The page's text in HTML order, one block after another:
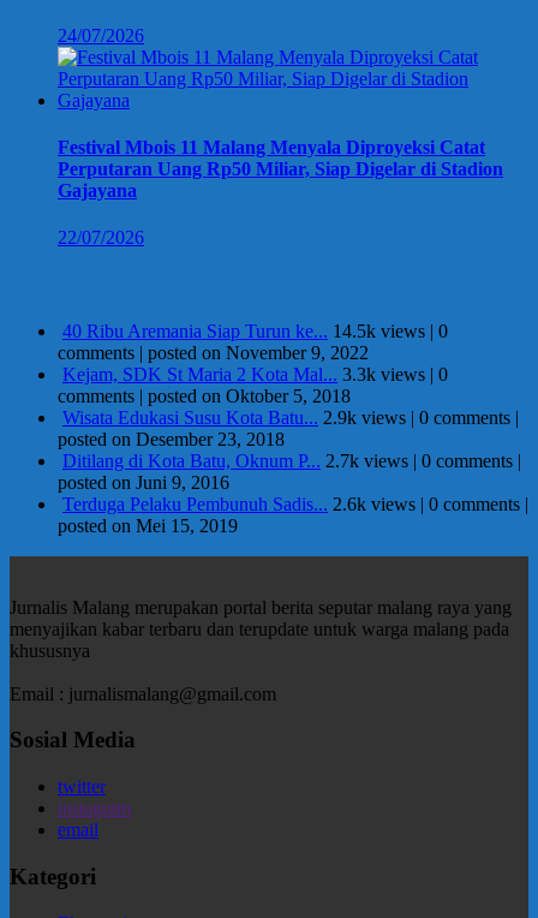
24/07/2026
Festival Mbois 11 Malang Menyala Diproyeksi Catat
Perputaran Uang Rp50 Miliar, Siap Digelar di Stadion
Gajayana
22/07/2026
40 Ribu Aremania Siap Turun ke... 14.5k views | 0
comments | posted on November 9, 2022
Kejam, SDK St Maria 2 Kota Mal... 3.3k views | 0
comments | posted on Oktober 5, 2018
Wisata Edukasi Susu Kota Batu... 2.9k views | 0 comments |
posted on Desember 23, 2018
Ditilang di Kota Batu, Oknum P... 2.7k views | 0 comments |
posted on Juni 9, 2016
Terduga Pelaku Pembunuh Sadis... 2.6k views | 0 comments |
posted on Mei 15, 2019
Jurnalis Malang merupakan portal berita seputar malang raya yang
menyajikan kabar terbaru dan terupdate untuk warga malang pada
khususnya
Email : jurnalismalang@gmail.com
Sosial Media
twitter
instagram
email
Kategori